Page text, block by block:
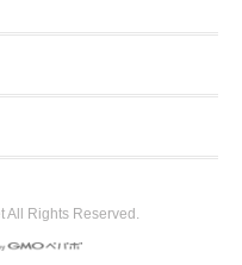
All Rights Reserved.